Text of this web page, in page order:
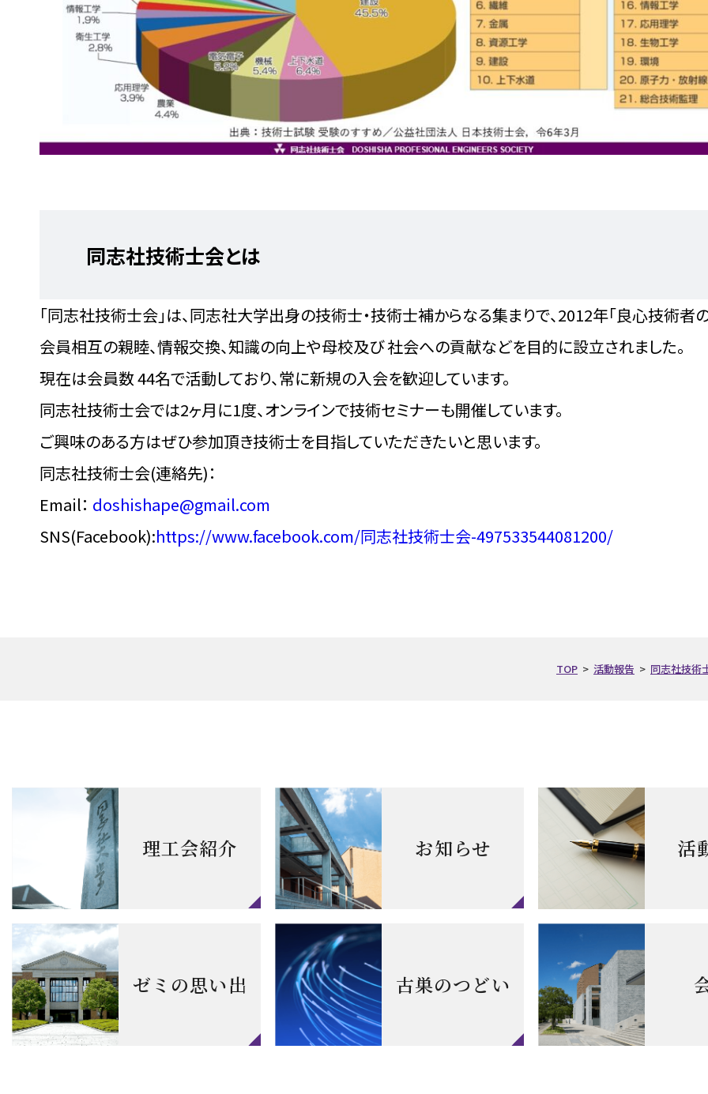
同志社技術士会とは
「同志社技術士会」は、同志社大学出身の技術士・技術士補からなる集まりで、2012年「良心技術者
会員相互の親睦、情報交換、知識の向上や母校及び 社会への貢献などを目的に設立されました。
現在は会員数 44名で活動しており、常に新規の入会を歓迎しています。
同志社技術士会では2ヶ月に1度、オンラインで技術セミナーも開催しています。
ご興味のある方はぜひ参加頂き技術士を目指していただきたいと思います。
同志社技術士会(連絡先)：
Email： doshishape@gmail.com
SNS(Facebook):https://www.facebook.com/同志社技術士会-497533544081200/
TOP > 活動報告 > 同志社技術
理工会紹介 お知らせ 活
ゼミの思い出 古巣のつどい